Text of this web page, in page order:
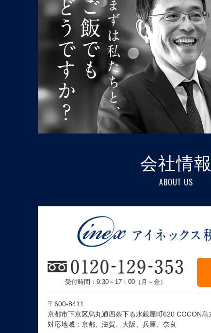
会社情報
ABOUT US
受付時間：9:30～17：00（月～金）
〒600-8411
京都市下京区烏丸通四条下る水銀屋町620 COCON烏
対応地域：京都、滋賀、大阪、兵庫、奈良